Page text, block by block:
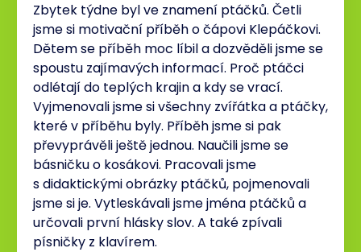
Zbytek týdne byl ve znamení ptáčků. Četli
jsme si motivační příběh o čápovi Klepáčkovi.
Dětem se příběh moc líbil a dozvěděli jsme se
spoustu zajímavých informací. Proč ptáčci
odlétají do teplých krajin a kdy se vrací.
Vyjmenovali jsme si všechny zvířátka a ptáčky,
které v příběhu byly. Příběh jsme si pak
převyprávěli ještě jednou. Naučili jsme se
básničku o kosákovi. Pracovali jsme
s didaktickými obrázky ptáčků, pojmenovali
jsme si je. Vytleskávali jsme jména ptáčků a
určovali první hlásky slov. A také zpívali
písničky z klavírem.